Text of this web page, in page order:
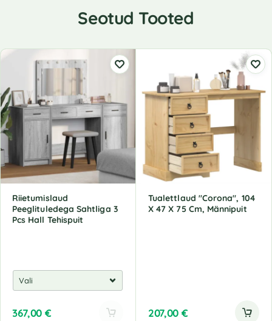
Seotud Tooted
Riietumislaud
Peeglituledega Sahtliga 3
Pcs Hall Tehispuit
367,00 €
Tualettlaud "Corona", 104
X 47 X 75 Cm, Männipuit
207,00 €